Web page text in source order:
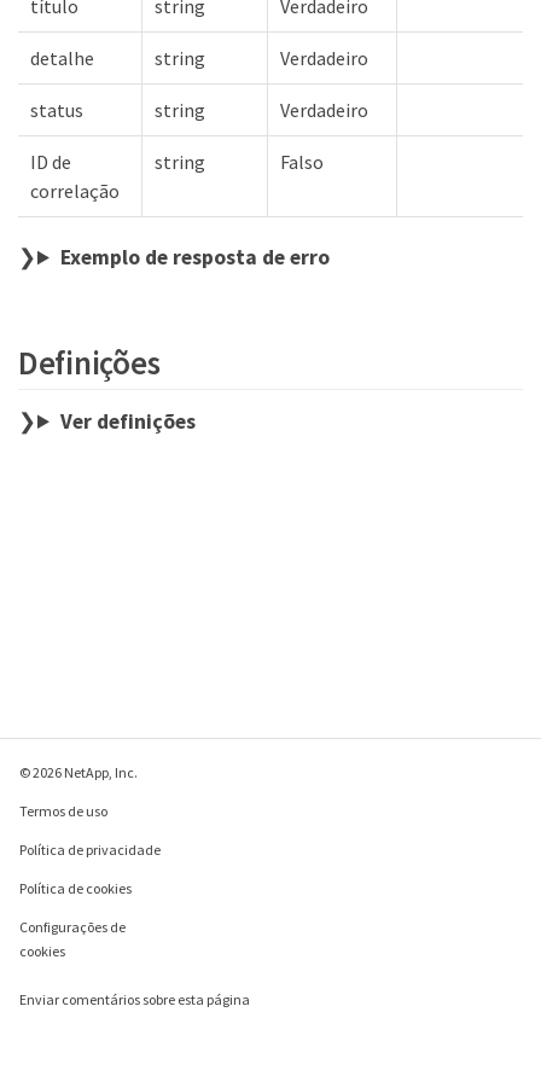
título string Verdadeiro
detalhe string Verdadeiro
status string Verdadeiro
ID de
correlação
string Falso
Exemplo de resposta de erro
Definições
Ver definições
© 2026 NetApp, Inc.
Termos de uso
Política de privacidade
Política de cookies
Configurações de
cookies
Enviar comentários sobre esta página